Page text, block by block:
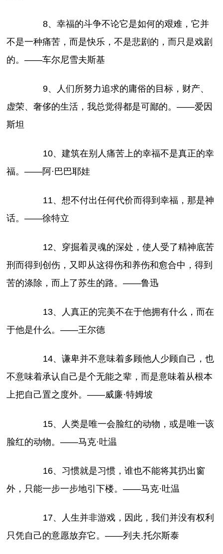
8、幸福的斗争不论它是如何的艰难，它并
不是一种痛苦，而是快乐，不是悲剧的，而只是戏剧
的。——车尔尼雪夫斯基
9、人们所努力追求的庸俗的目标，财产、
虚荣、奢侈的生活，我总觉得都是可鄙的。——爱因
斯坦
10、建筑在别人痛苦上的幸福不是真正的幸
福。——阿·巴巴耶娃
11、想不付出任何代价而得到幸福，那是神
话。——徐特立
12、穿掘着灵魂的深处，使人受了精神底苦
刑而得到创伤，又即从这得伤和养伤和愈合中，得到
苦的涤除，而上了苏生的路。——鲁迅
13、人真正的完美不在于他拥有什么，而在
于他是什么。——王尔德
14、谦卑并不意味着多顾他人少顾自己，也
不意味着承认自己是个无能之辈，而是意味着从根本
上把自己置之度外。——威廉·特姆坡
15、人类是唯一会脸红的动物，或是唯一该
脸红的动物。——马克·吐温
16、习惯就是习惯，谁也不能将其扔出窗
外，只能一步一步地引下楼。——马克·吐温
17、人生并非游戏，因此，我们并没有权利
只凭自己的意愿放弃它。——列夫.托尔斯泰